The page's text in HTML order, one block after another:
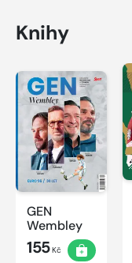
Knihy
GEN
Wembley
155Kč